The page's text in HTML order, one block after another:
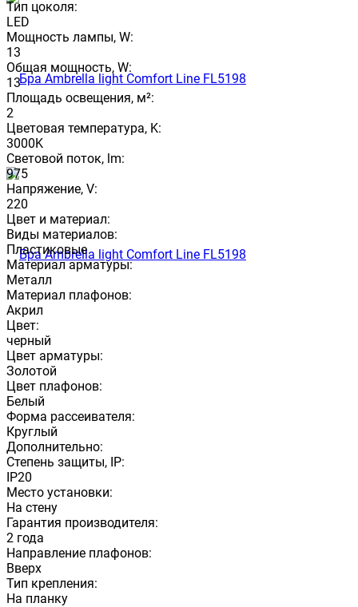
Тип цоколя:
LED
Мощность лампы, W:
13
Общая мощность, W:
13
Площадь освещения, м²:
2
Цветовая температура, K:
3000K
Световой поток, lm:
975
Напряжение, V:
220
Цвет и материал:
Виды материалов:
Пластиковые
Материал арматуры:
Металл
Материал плафонов:
Акрил
Цвет:
черный
Цвет арматуры:
Золотой
Цвет плафонов:
Белый
Форма рассеивателя:
Круглый
Дополнительно:
Степень защиты, IP:
IP20
Место установки:
На стену
Гарантия производителя:
2 года
Направление плафонов:
Вверх
Тип крепления:
На планку